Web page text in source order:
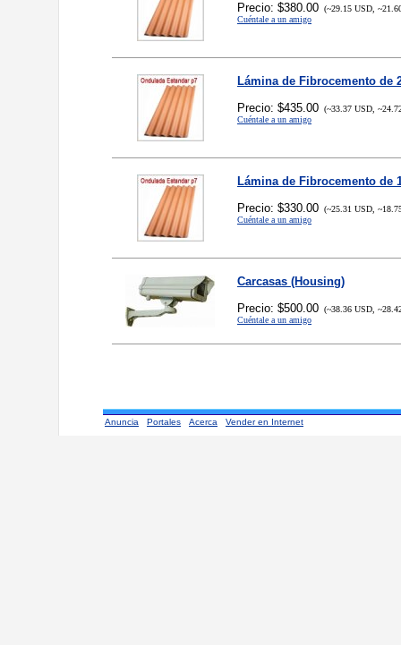
Precio: $380.00 (~29.15 USD,
Cuéntale a un amigo
Lámina de Fibrocemento de
Precio: $435.00 (~33.37 USD,
Cuéntale a un amigo
Lámina de Fibrocemento de
Precio: $330.00 (~25.31 USD,
Cuéntale a un amigo
Carcasas (Housing)
Precio: $500.00 (~38.36 USD,
Cuéntale a un amigo
Anuncia Portales Acerca Vender en Internet